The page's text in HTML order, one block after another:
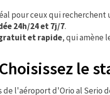
pour ceux qui recherchent
24h/24 et 7j/7.
et rapide, qui amène
le
de l'aéroport d'Orio al Serio